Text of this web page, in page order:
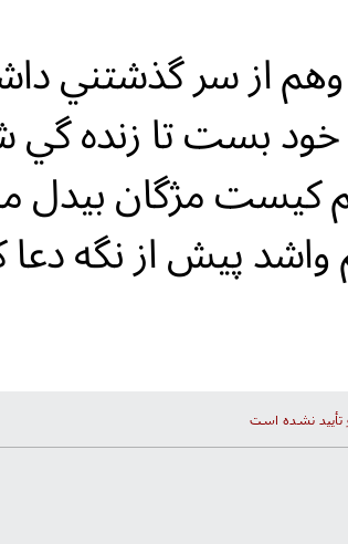
وهم از سر گذشتني
بست تا زنده گي
مژگان بيدل
پيش از نگه دعا
تأیید نشده است